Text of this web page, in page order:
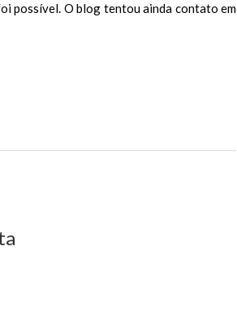
possível. O blog tentou ainda contato em